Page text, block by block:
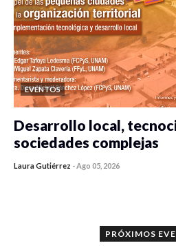
EVENTOS
Desarrollo local,
sociedades complejas
Laura Gutiérrez -Ago 05, 2026
PRÓXIMOS